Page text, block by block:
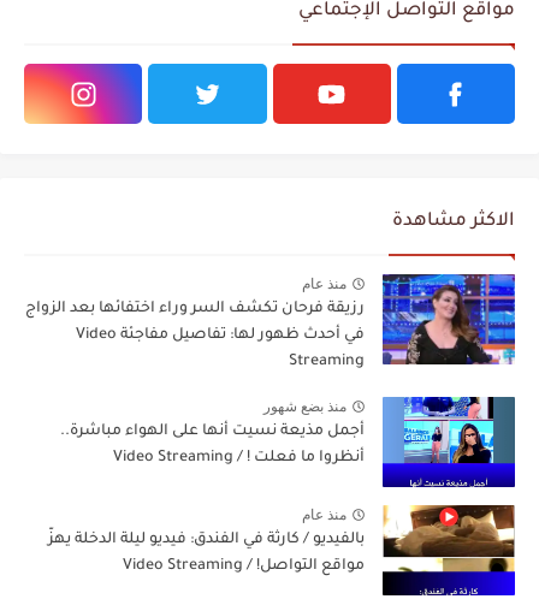
مواقع التواصل الإجتماعي
الاكثر مشاهدة
منذ عام
رزيقة فرحان تكشف السر وراء اختفائها بعد الزواج
في أحدث ظهور لها: تفاصيل مفاجئة Video
Streaming
منذ بضع شهور
أجمل مذيعة نسيت أنها على الهواء مباشرة..
أنظروا ما فعلت ! / Video Streaming
منذ عام
بالفيديو / كارثة في الفندق: فيديو ليلة الدخلة يهزّ
مواقع التواصل! / Video Streaming